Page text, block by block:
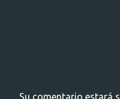
Su comentario estará